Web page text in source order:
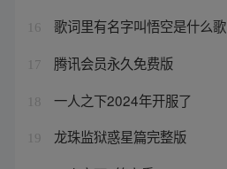
16 歌词里有名字叫悟空是什么歌
17 腾讯会员永久免费版
18 一人之下2024年开服了
19 龙珠监狱惑星篇完整版